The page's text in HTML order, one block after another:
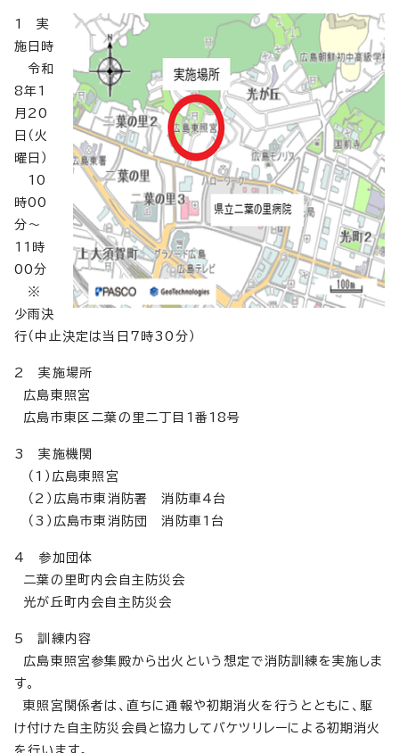
1 実
施日時
令和
8年1
月20
日（火
曜日）
10
時00
分～
11時
00分
※
少雨決
行（中止決定は当日7時30分）
2 実施場所
広島東照宮
広島市東区二葉の里二丁目1番18号
3 実施機関
（1）広島東照宮
（2）広島市東消防署 消防車4台
（3）広島市東消防団 消防車1台
4 参加団体
二葉の里町内会自主防災会
光が丘町内会自主防災会
5 訓練内容
広島東照宮参集殿から出火という想定で消防訓練を実施しま
す。
東照宮関係者は、直ちに通報や初期消火を行うとともに、駆
け付けた自主防災会員と協力してバケツリレーによる初期消火
を行います。